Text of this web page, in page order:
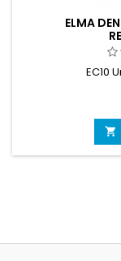
ELMA
EC10
